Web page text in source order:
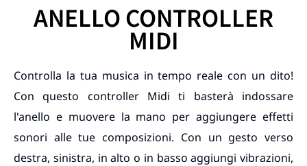
ANELLO CONTROLLER
MIDI
Controlla la tua musica in tempo reale con un dito!
Con questo controller Midi ti basterà indossare
l'anello e muovere la mano per aggiungere effetti
sonori alle tue composizioni. Con un gesto verso
destra, sinistra, in alto o in basso aggiungi vibrazioni,